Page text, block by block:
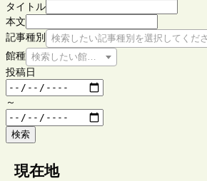
タイトル
本文
記事種別
検索したい記事種別を選択してくだ
館種 検索したい館種を選択してください
投稿日
～
検索
現在地